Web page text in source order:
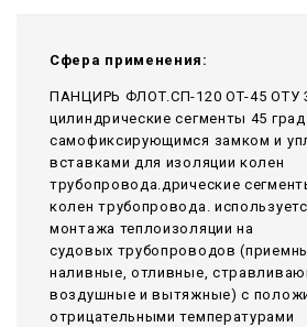
Сфера применения:
ПАНЦИРЬ ФЛОТ.СП-120 ОТ-45 ОТУ
цилиндрические сегменты 45
самофиксирующимся замком и
вставками для изоляции колен
трубопровода.дрические
колен трубопровода.
монтажа теплоизоляции на
судовых трубопроводов
наливные, отливные,
воздушные и вытяжные) с
отрицательными температурами